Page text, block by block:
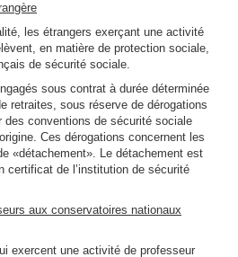
les étrangers exerçant une activité
en matière de protection sociale,
de sécurité sociale.
sous contrat à durée déterminée
retraites, sous réserve de dérogations
conventions de sécurité sociale
Ces dérogations concernent les
«détachement». Le détachement est
certificat de l’institution de sécurité
aux conservatoires nationaux
exercent une activité de professeur